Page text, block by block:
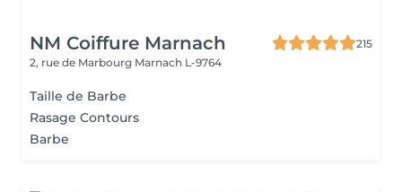
NM Coiffure Marnach
215
2, rue de Marbourg Marnach L-9764
Taille de Barbe
Rasage Contours
Barbe